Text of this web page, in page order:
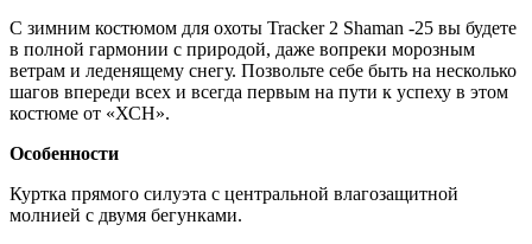
С зимним костюмом для охоты Tracker 2 Shaman -25 вы будете
в полной гармонии с природой, даже вопреки морозным
ветрам и леденящему снегу. Позвольте себе быть на несколько
шагов впереди всех и всегда первым на пути к успеху в этом
костюме от «ХСН».
Особенности
Куртка прямого силуэта с центральной влагозащитной
молнией с двумя бегунками.